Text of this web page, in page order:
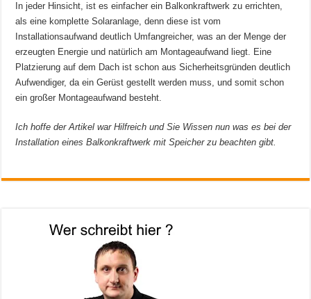
In jeder Hinsicht, ist es einfacher ein Balkonkraftwerk zu errichten,
als eine komplette Solaranlage, denn diese ist vom
Installationsaufwand deutlich Umfangreicher, was an der Menge der
erzeugten Energie und natürlich am Montageaufwand liegt. Eine
Platzierung auf dem Dach ist schon aus Sicherheitsgründen deutlich
Aufwendiger, da ein Gerüst gestellt werden muss, und somit schon
ein großer Montageaufwand besteht.
Ich hoffe der Artikel war Hilfreich und Sie Wissen nun was es bei der
Installation eines Balkonkraftwerk mit Speicher zu beachten gibt.